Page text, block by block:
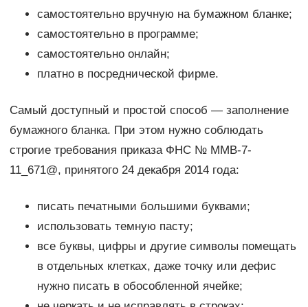
самостоятельно вручную на бумажном бланке;
самостоятельно в программе;
самостоятельно онлайн;
платно в посреднической фирме.
Самый доступный и простой способ — заполнение
бумажного бланка. При этом нужно соблюдать
строгие требования приказа ФНС № ММВ-7-
11_671@, принятого 24 декабря 2014 года:
писать печатными большими буквами;
использовать темную пасту;
все буквы, цифры и другие символы помещать
в отдельных клетках, даже точку или дефис
нужно писать в обособленной ячейке;